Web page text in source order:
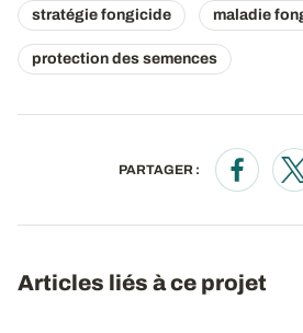
stratégie fongicide maladie
protection des semences
PARTAGER :
Opens in
Articles liés à ce projet